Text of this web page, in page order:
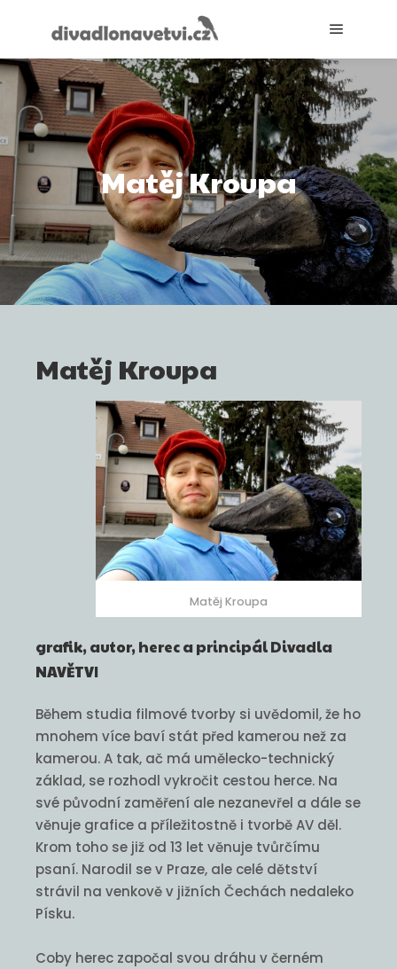
Matěj Kroupa
Matěj Kroupa
Matěj Kroupa
grafik, autor, herec a principál Divadla
NAVĚTVI
Během studia filmové tvorby si uvědomil, že ho
mnohem více baví stát před kamerou než za
kamerou. A tak, ač má umělecko-technický
základ, se rozhodl vykročit cestou herce. Na
své původní zaměření ale nezanevřel a dále se
věnuje grafice a příležitostně i tvorbě AV děl.
Krom toho se již od 13 let věnuje tvůrčímu
psaní. Narodil se v Praze, ale celé dětství
strávil na venkově v jižních Čechách nedaleko
Písku.
Coby herec započal svou dráhu v černém